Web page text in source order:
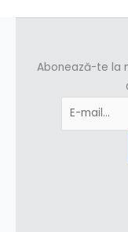
Abonează-te la